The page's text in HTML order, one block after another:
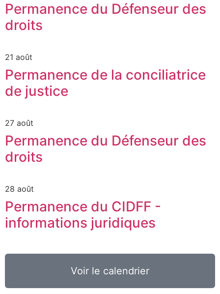
Permanence du Défenseur des
droits
21 août
Permanence de la conciliatrice
de justice
27 août
Permanence du Défenseur des
droits
28 août
Permanence du CIDFF -
informations juridiques
Voir le calendrier